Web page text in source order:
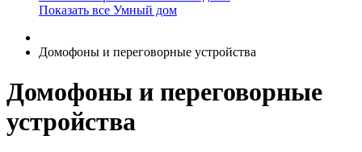
Показать все Умный дом
Домофоны и переговорные устройства
Домофоны и переговорные
устройства